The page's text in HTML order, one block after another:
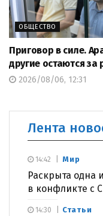
ОБЩЕСТВО
Приговор в силе.
другие остаются за
2026/08/06, 12:31
Лента
Мир
Раскрыта одна
в конфликте с
14:42
Статьи
14:30